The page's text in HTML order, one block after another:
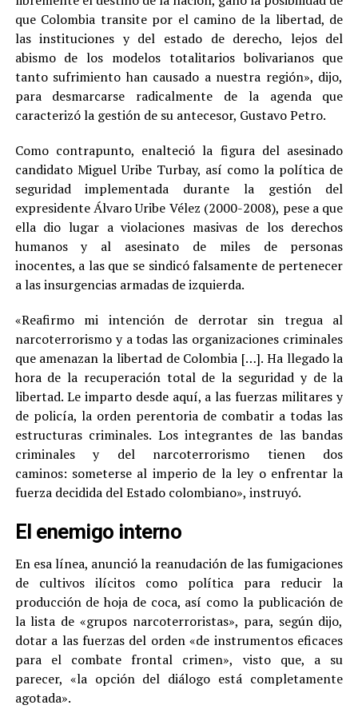
que Colombia transite por el camino de la libertad, de
las instituciones y del estado de derecho, lejos del
abismo de los modelos totalitarios bolivarianos que
tanto sufrimiento han causado a nuestra región», dijo,
para desmarcarse radicalmente de la agenda que
caracterizó la gestión de su antecesor, Gustavo Petro.
Como contrapunto, enalteció la figura del asesinado
candidato Miguel Uribe Turbay, así como la política de
seguridad implementada durante la gestión del
expresidente Álvaro Uribe Vélez (2000-2008), pese a que
ella dio lugar a violaciones masivas de los derechos
humanos y al asesinato de miles de personas
inocentes, a las que se sindicó falsamente de pertenecer
a las insurgencias armadas de izquierda.
«Reafirmo mi intención de derrotar sin tregua al
narcoterrorismo y a todas las organizaciones criminales
que amenazan la libertad de Colombia […]. Ha llegado la
hora de la recuperación total de la seguridad y de la
libertad. Le imparto desde aquí, a las fuerzas militares y
de policía, la orden perentoria de combatir a todas las
estructuras criminales. Los integrantes de las bandas
criminales y del narcoterrorismo tienen dos
caminos: someterse al imperio de la ley o enfrentar la
fuerza decidida del Estado colombiano», instruyó.
El enemigo interno
En esa línea, anunció la reanudación de las fumigaciones
de cultivos ilícitos como política para reducir la
producción de hoja de coca, así como la publicación de
la lista de «grupos narcoterroristas», para, según dijo,
dotar a las fuerzas del orden «de instrumentos eficaces
para el combate frontal crimen», visto que, a su
parecer, «la opción del diálogo está completamente
agotada».